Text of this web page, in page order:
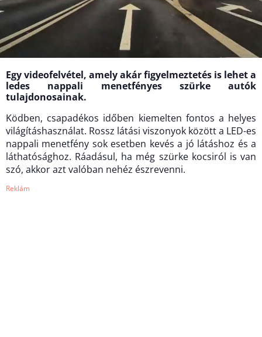
Egy videofelvétel, amely akár figyelmeztetés is lehet a
ledes nappali menetfényes szürke autók
tulajdonosainak.
Ködben, csapadékos időben kiemelten fontos a helyes
világításhasználat. Rossz látási viszonyok között a LED-es
nappali menetfény sok esetben kevés a jó látáshoz és a
láthatósághoz. Ráadásul, ha még szürke kocsiról is van
szó, akkor azt valóban nehéz észrevenni.
Reklám